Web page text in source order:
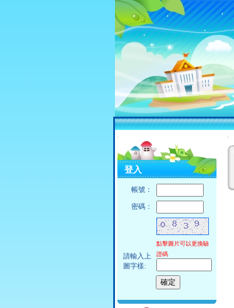
:::
登入
帳號：
密碼：
請輸入上
圖字樣:
點擊圖片可以更換驗
證碼
:::